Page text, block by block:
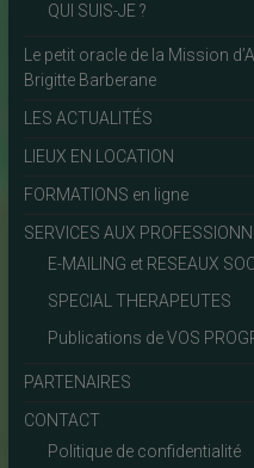
QUI SUIS-JE ?
Le petit oracle de la Mission
Brigitte Barberane
LES ACTUALITÉS
LIEUX EN LOCATION
FORMATIONS en ligne
SERVICES AUX
E-MAILING et RESEAUX
SPECIAL THERAPEUTES
Publications de VOS
PARTENAIRES
CONTACT
Politique de confidentialité